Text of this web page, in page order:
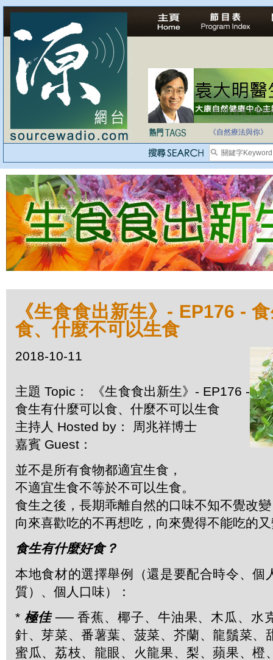
法治社會並不等同
自家教育合法化-
《自然療法與你》
《生食食出新生》- EP176 -
食、什麼不可以生食
2018-10-11
主題 Topic： 《生食食出新生》- EP176 -
食生有什麼可以食、什麼不可以生食
主持人 Hosted by： 周兆祥博士
嘉賓 Guest：
並不是所有食物都適宜生食，
不適宜生食不等於不可以生食。
食生之後，長期乖離自然的口味不知不覺改變
向來喜歡吃的不再想吃，向來覺得不能吃的
食生有什麼好食？
本地食材的選擇舉例（還是要配合時令、個
質）、個人口味）：
* 極佳── 香蕉、椰子、牛油果、木瓜、水
針、芽菜、番薯葉、菠菜、芥蘭、龍鬚菜、
蜜瓜、荔枝、龍眼、火龍果、梨、蘋果、橙